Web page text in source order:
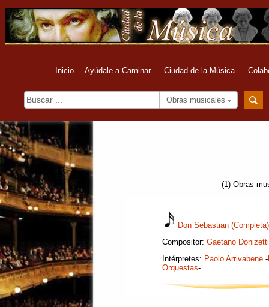
Inicio Ayúdale a Caminar Ciudad de la Música
Obras musicales
(1) Obras
Don Sebastian (Completa)
Compositor: Gaetano Donizetti
Intérpretes: Paolo Arrivabene -
Orquestas-